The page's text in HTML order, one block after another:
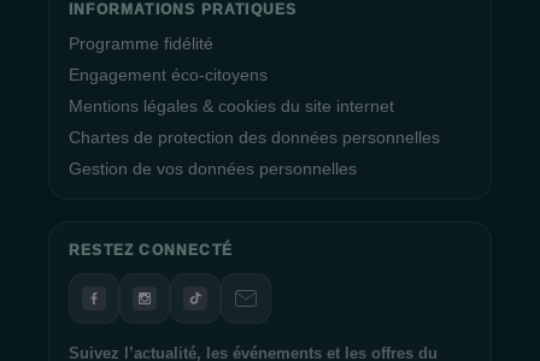
INFORMATIONS PRATIQUES
Programme fidélité
Engagement éco-citoyens
Mentions légales & cookies du site internet
Chartes de protection des données personnelles
Gestion de vos données personnelles
RESTEZ CONNECTÉ
Suivez l’actualité, les événements et les offres du